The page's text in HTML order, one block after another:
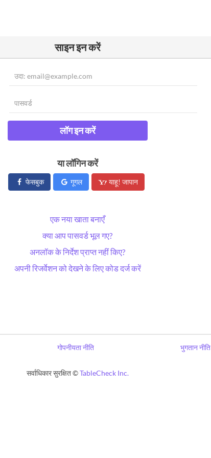
साइन इन करें
लॉग इन करें
या लॉगिन करें
फेसबुक गूगल याहू! जापान
एक नया खाता बनाएँ
क्या आप पासवर्ड भूल गए?
अनलॉक के निर्देश प्राप्त नहीं किए?
अपनी रिजर्वेशन को देखने के लिए कोड दर्ज करें
गोपनीयता नीति भुगतान नीति
सर्वाधिकार सुरक्षित ©TableCheck Inc.